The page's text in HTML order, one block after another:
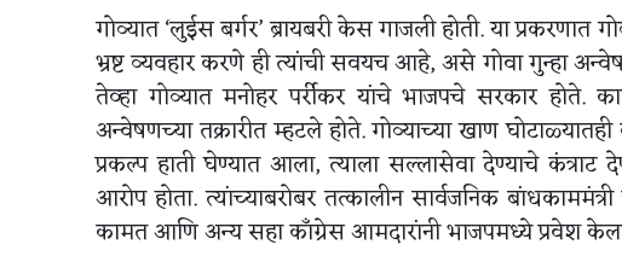
गोव्यात ‘लुईस बर्गर’ ब्रायबरी केस गाजली होती. या
भ्रष्ट व्यवहार करणे ही त्यांची सवयच आहे, असे गोवा गुन्हा
तेव्हा गोव्यात मनोहर पर्रीकर यांचे भाजपचे सरकार होते.
अन्वेषणच्या तक्रारीत म्हटले होते. गोव्याच्या खाण
प्रकल्प हाती घेण्यात आला, त्याला सल्लासेवा देण्याचे
आरोप होता. त्यांच्याबरोबर तत्कालीन सार्वजनिक
कामत आणि अन्य सहा काँग्रेस आमदारांनी भाजपमध्ये प्रवेश